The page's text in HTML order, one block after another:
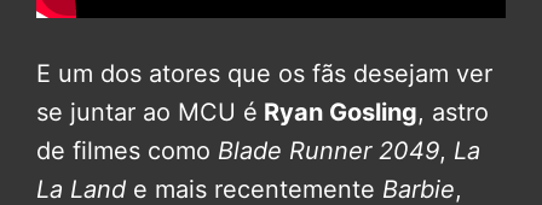
E um dos atores que os fãs desejam ver
se juntar ao MCU é Ryan Gosling, astro
de filmes como Blade Runner 2049, La
La Land e mais recentemente Barbie,